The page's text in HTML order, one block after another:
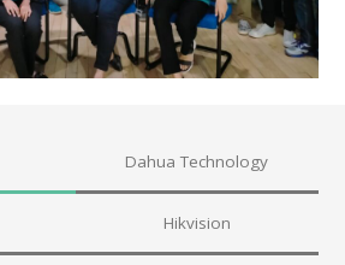
Dahua Technology
Hikvision